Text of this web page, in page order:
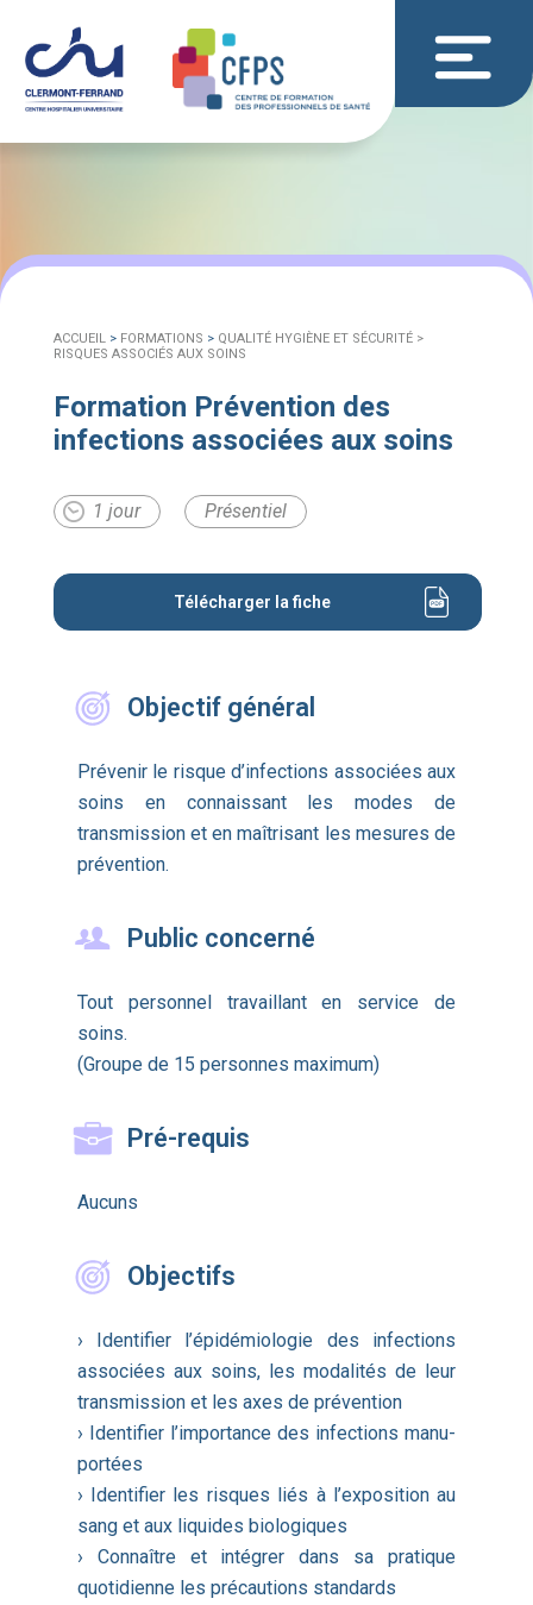
ACCUEIL> FORMATIONS > QUALITÉ HYGIÈNE ET SÉCURITÉ >
RISQUES ASSOCIÉS AUX SOINS
Formation Prévention des
infections associées aux soins
1 jour Présentiel
Télécharger la fiche
Objectif général
Prévenir le risque d’infections associées aux
soins en connaissant les modes de
transmission et en maîtrisant les mesures de
prévention.
Public concerné
Tout personnel travaillant en service de
soins.
(Groupe de 15 personnes maximum)
Pré-requis
Aucuns
Objectifs
› Identifier l’épidémiologie des infections
associées aux soins, les modalités de leur
transmission et les axes de prévention
› Identifier l’importance des infections manu-
portées
› Identifier les risques liés à l’exposition au
sang et aux liquides biologiques
› Connaître et intégrer dans sa pratique
quotidienne les précautions standards